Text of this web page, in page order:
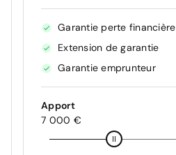
Garantie perte financière
Extension de garantie
Garantie emprunteur
Apport
7 000 €